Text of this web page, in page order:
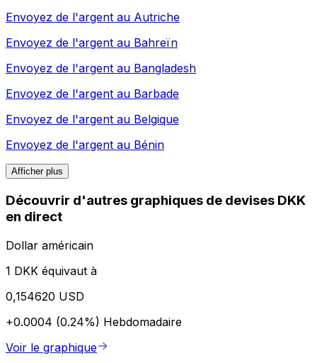
Envoyez de l'argent au Autriche
Envoyez de l'argent au Bahreïn
Envoyez de l'argent au Bangladesh
Envoyez de l'argent au Barbade
Envoyez de l'argent au Belgique
Envoyez de l'argent au Bénin
Afficher plus
Découvrir d'autres graphiques de devises DKK
en direct
Dollar américain
1 DKK équivaut à
0,154620 USD
+0.0004 (0.24%) Hebdomadaire
Voir le graphique